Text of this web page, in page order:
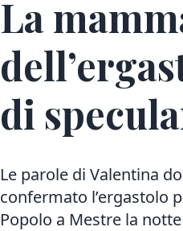
La
di
Le parole di Valentina
confermato l’ergastolo
Popolo a Mestre la